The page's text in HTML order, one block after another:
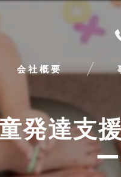
会社概要
代表挨拶
ビジョン
求める人物像
発達